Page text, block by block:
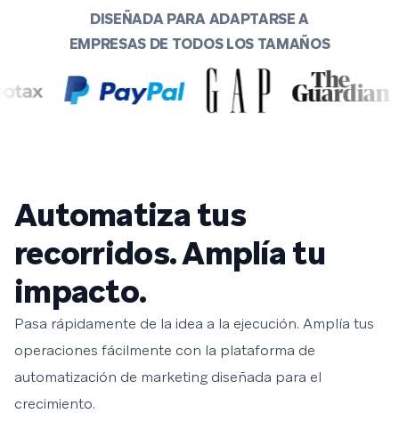
DISEÑADA PARA ADAPTARSE A
EMPRESAS DE TODOS LOS TAMAÑOS
Automatiza tus
recorridos. Amplía tu
impacto.
Pasa rápidamente de la idea a la ejecución. Amplía tus
operaciones fácilmente con la plataforma de
automatización de marketing diseñada para el
crecimiento.